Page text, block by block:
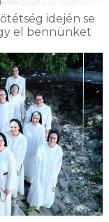
idején se
el bennünket